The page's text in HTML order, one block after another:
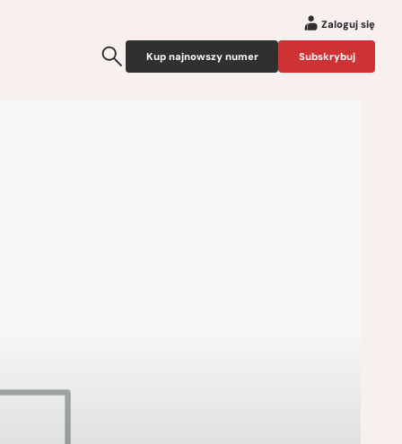
Zaloguj się
Kup najnowszy numer Subskrybuj